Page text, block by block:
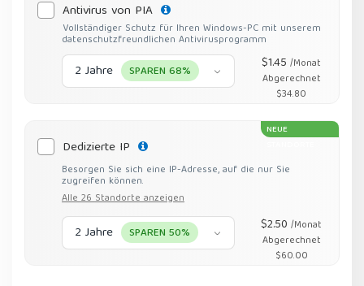
Antivirus von PIA
Vollständiger Schutz für Ihren Windows-PC mit unserem
datenschutzfreundlichen Antivirusprogramm
2 Jahre SPAREN 68% $1.45/Monat
Abgerechnet
$34.80
NEUE
Dedizierte IP
Besorgen Sie sich eine IP-Adresse, auf die nur Sie
zugreifen können.
Alle 26 Standorte anzeigen
2 Jahre SPAREN 50% $2.50/Monat
Abgerechnet
$60.00